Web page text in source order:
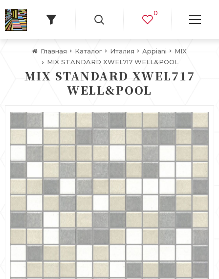
0
Главная Каталог Италия Appiani
MIX
MIX STANDARD XWEL717 WELL&POOL
MIX STANDARD XWEL717
WELL&POOL